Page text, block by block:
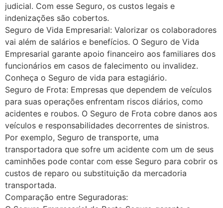
judicial. Com esse Seguro, os custos legais e
indenizações são cobertos.
Seguro de Vida Empresarial: Valorizar os colaboradores
vai além de salários e benefícios. O Seguro de Vida
Empresarial garante apoio financeiro aos familiares dos
funcionários em casos de falecimento ou invalidez.
Conheça o Seguro de vida para estagiário.
Seguro de Frota: Empresas que dependem de veículos
para suas operações enfrentam riscos diários, como
acidentes e roubos. O Seguro de Frota cobre danos aos
veículos e responsabilidades decorrentes de sinistros.
Por exemplo, Seguro de transporte, uma
transportadora que sofre um acidente com um de seus
caminhões pode contar com esse Seguro para cobrir os
custos de reparo ou substituição da mercadoria
transportada.
Comparação entre Seguradoras: